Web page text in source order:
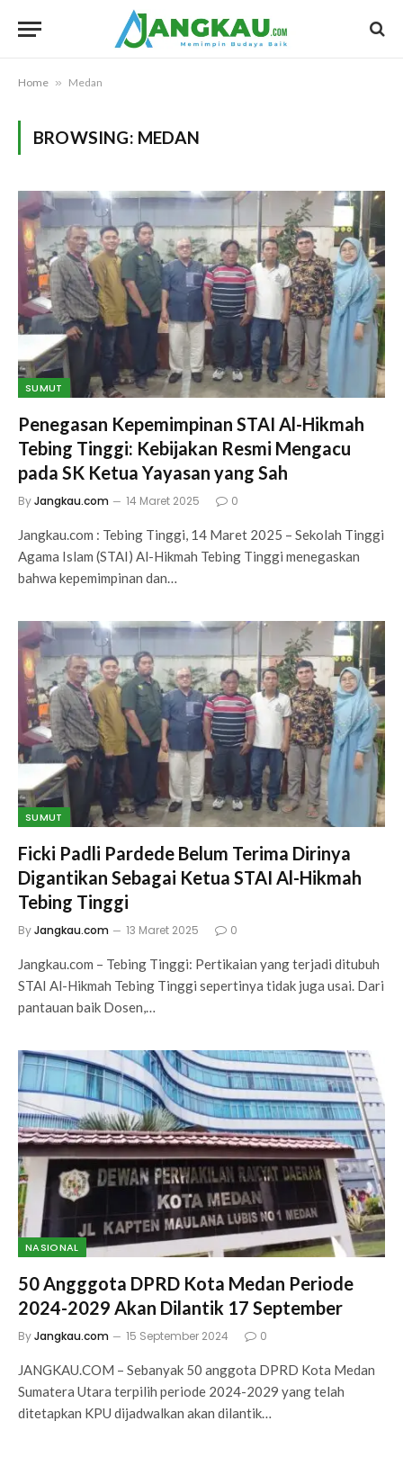
Home » Medan
BROWSING: MEDAN
SUMUT
Penegasan Kepemimpinan STAI Al-Hikmah
Tebing Tinggi: Kebijakan Resmi Mengacu
pada SK Ketua Yayasan yang Sah
ByJangkau.com 14 Maret 2025 0
Jangkau.com : Tebing Tinggi, 14 Maret 2025 – Sekolah Tinggi
Agama Islam (STAI) Al-Hikmah Tebing Tinggi menegaskan
bahwa kepemimpinan dan…
SUMUT
Ficki Padli Pardede Belum Terima Dirinya
Digantikan Sebagai Ketua STAI Al-Hikmah
Tebing Tinggi
ByJangkau.com 13 Maret 2025 0
Jangkau.com – Tebing Tinggi: Pertikaian yang terjadi ditubuh
STAI Al-Hikmah Tebing Tinggi sepertinya tidak juga usai. Dari
pantauan baik Dosen,…
NASIONAL
50 Angggota DPRD Kota Medan Periode
2024-2029 Akan Dilantik 17 September
ByJangkau.com 15 September 2024 0
JANGKAU.COM – Sebanyak 50 anggota DPRD Kota Medan
Sumatera Utara terpilih periode 2024-2029 yang telah
ditetapkan KPU dijadwalkan akan dilantik…